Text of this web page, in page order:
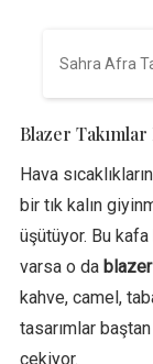
Sahra Afra
Blazer
Hava
bir tık kalın
üşütüyor. Bu kafa
varsa o da
kahve, camel,
tasarımlar
çekiyor.